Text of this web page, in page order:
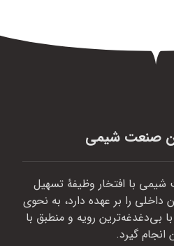
صنعت شیمی
شیمی با افتخار وظیفهٔ تسهیل
داخلی را بر عهده دارد، به نحوی
بی‌دغدغه‌ترین رویه و منطبق با
انجام گیرد.